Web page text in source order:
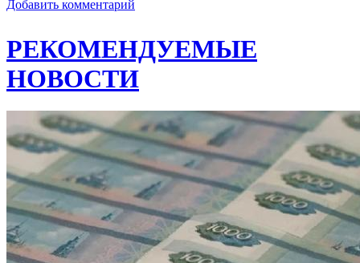
Добавить комментарий
РЕКОМЕНДУЕМЫЕ
НОВОСТИ